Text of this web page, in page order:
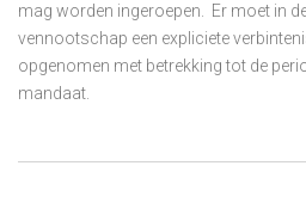
mag worden ingeroepen. Er moet in
vennootschap een expliciete
opgenomen met betrekking tot de
mandaat.